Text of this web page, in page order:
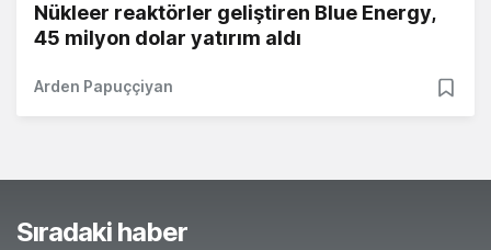
Nükleer reaktörler geliştiren Blue Energy,
45 milyon dolar yatırım aldı
Arden Papuççiyan
Sıradaki haber